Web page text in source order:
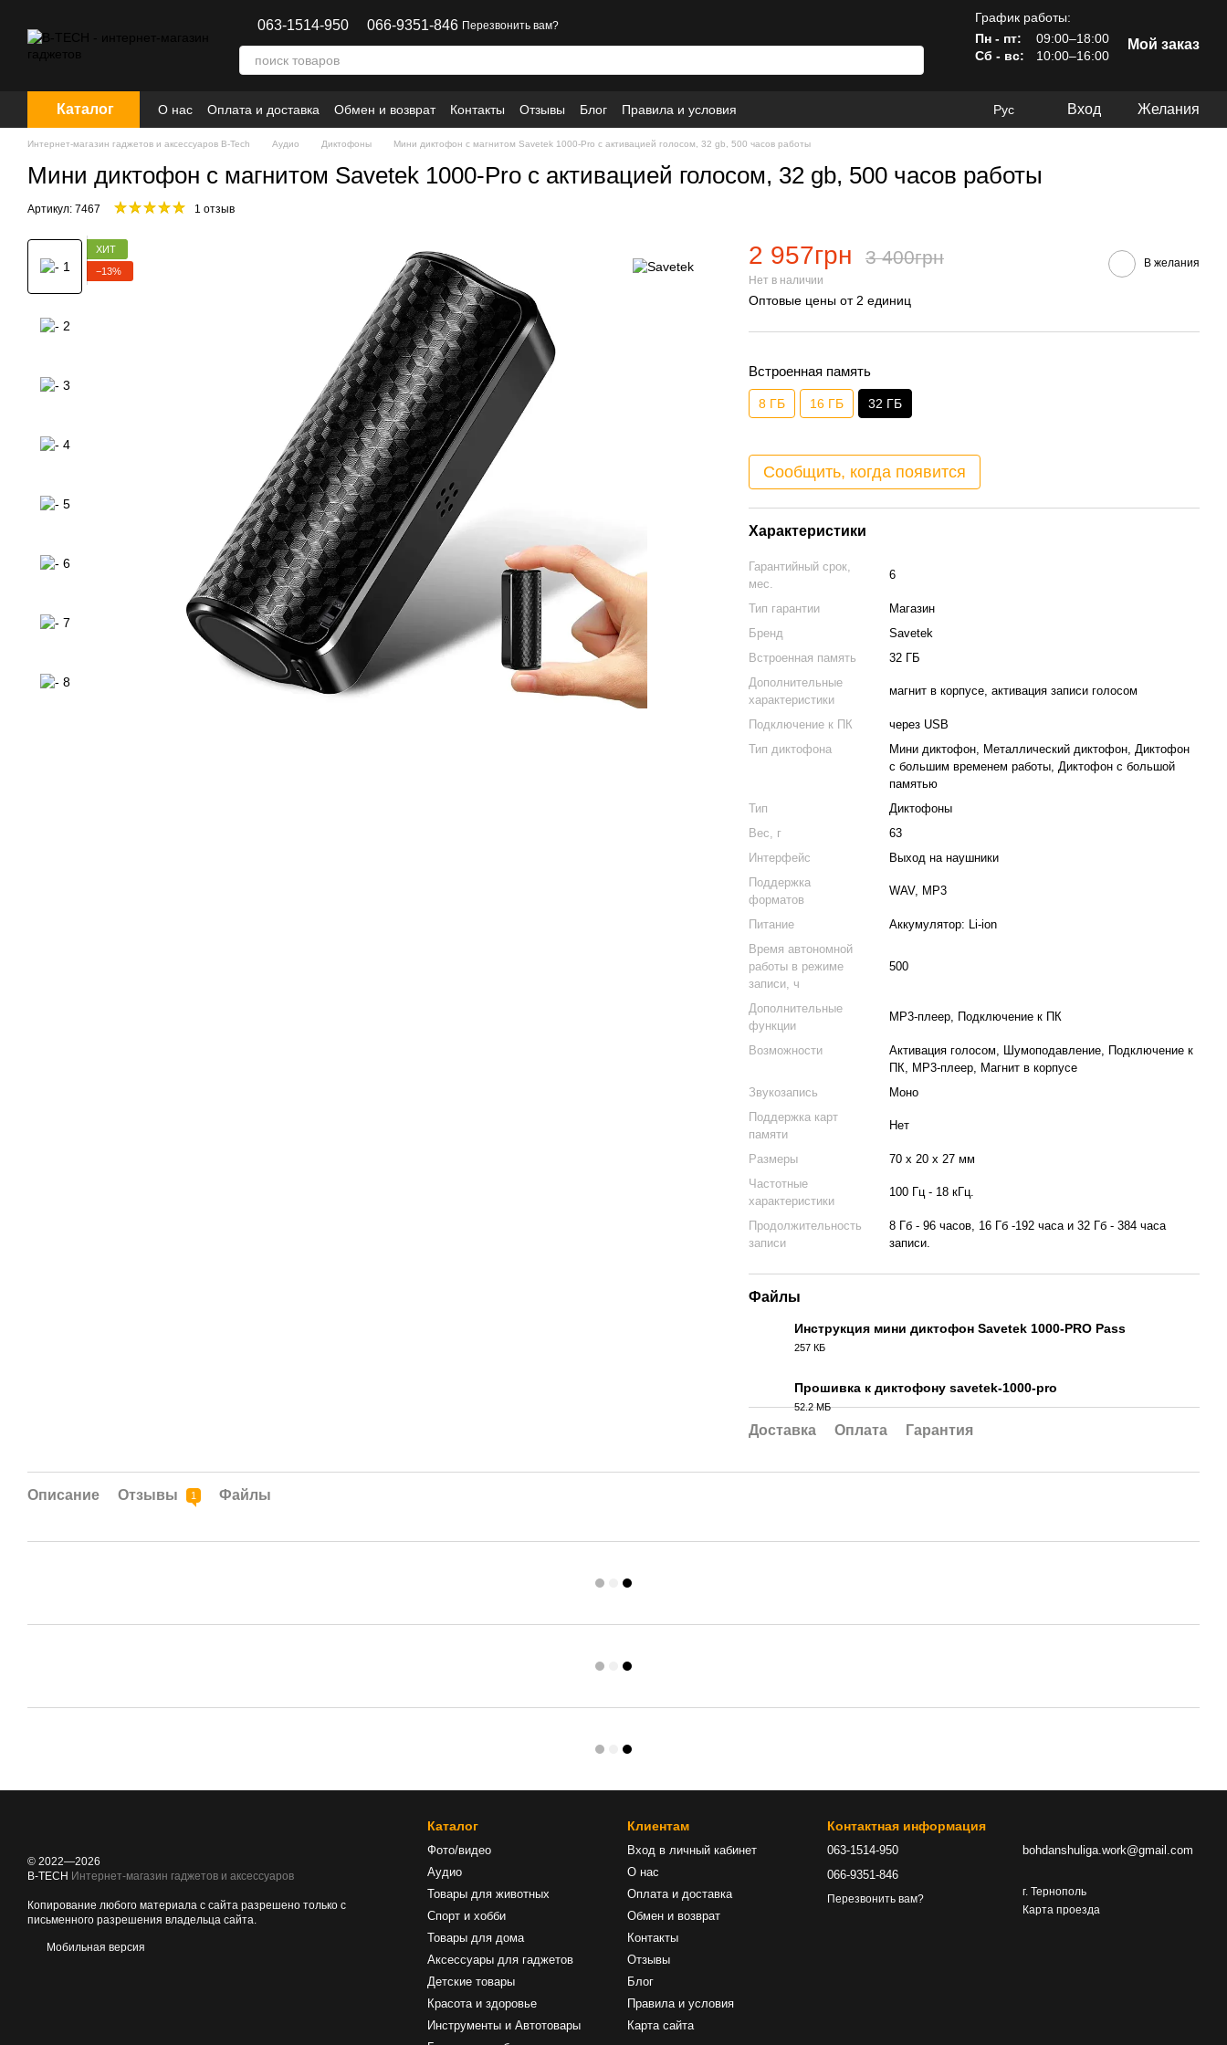
063-1514-950 066-9351-846 Перезвонить вам?
График работы:
Пн - пт:
09:00–18:00
Сб - вс:
10:00–16:00
Мой заказ
Каталог О нас Оплата и доставка Обмен и возврат Контакты Отзывы Блог Правила и условия Рус Вход Желания
Интернет-магазин гаджетов и аксессуаров B-Tech Аудио Диктофоны Мини диктофон с магнитом Savetek 1000-Pro с активацией голосом, 32 gb, 500 часов работы
Мини диктофон с магнитом Savetek 1000-Pro с активацией голосом, 32 gb, 500 часов работы
Артикул: 7467 1 отзыв
ХИТ
−13%
2 957грн 3 400грн
Нет в наличии
В желания
Оптовые цены от 2 единиц
Встроенная память
8 ГБ 16 ГБ 32 ГБ
Сообщить, когда появится
Характеристики
Гарантийный срок,
мес.
6
Тип гарантии
Магазин
Бренд
Savetek
Встроенная память
32 ГБ
Дополнительные
характеристики
магнит в корпусе, активация записи голосом
Подключение к ПК
через USB
Тип диктофона
Мини диктофон, Металлический диктофон, Диктофон
с большим временем работы, Диктофон с большой
памятью
Тип
Диктофоны
Вес, г
63
Интерфейс
Выход на наушники
Поддержка
форматов
WAV, MP3
Питание
Аккумулятор: Li-ion
Время автономной
работы в режиме
записи, ч
500
Дополнительные
функции
MP3-плеер, Подключение к ПК
Возможности
Активация голосом, Шумоподавление, Подключение к
ПК, MP3-плеер, Магнит в корпусе
Звукозапись
Моно
Поддержка карт
памяти
Нет
Размеры
70 х 20 х 27 мм
Частотные
характеристики
100 Гц - 18 кГц.
Продолжительность
записи
8 Гб - 96 часов, 16 Гб -192 часа и 32 Гб - 384 часа
записи.
Файлы
Инструкция мини диктофон Savetek 1000-PRO Pass
257 КБ
Прошивка к диктофону savetek-1000-pro
52.2 МБ
Доставка Оплата Гарантия
Описание Отзывы 1 Файлы
© 2022—2026
B-TECH Интернет-магазин гаджетов и аксессуаров
Копирование любого материала с сайта разрешено только с
письменного разрешения владельца сайта.
Мобильная версия
Каталог
Фото/видео
Аудио
Товары для животных
Спорт и хобби
Товары для дома
Аксессуары для гаджетов
Детские товары
Красота и здоровье
Инструменты и Автотовары
Клиентам
Вход в личный кабинет
О нас
Оплата и доставка
Обмен и возврат
Контакты
Отзывы
Блог
Правила и условия
Карта сайта
Контактная информация
063-1514-950
066-9351-846
Перезвонить вам?
bohdanshuliga.work@gmail.com
г. Тернополь
Карта проезда